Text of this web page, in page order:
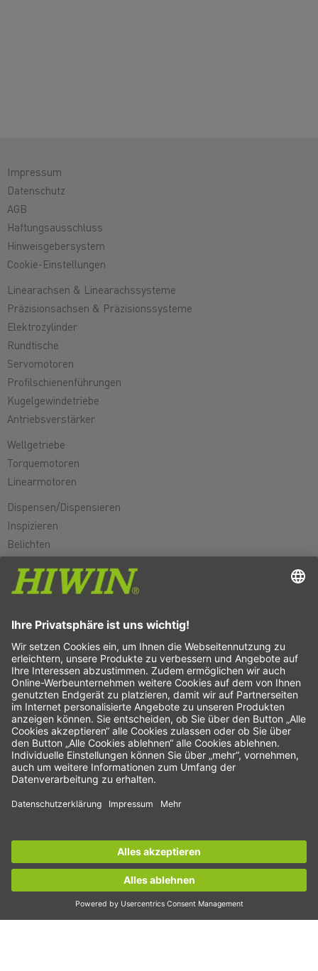
informiert bleiben!
Jetzt anmelden!
Impressum
Datenschutz
AGB
Haftungsausschluss
Hinweisgebersystem
Cookie-Einstellungen
Linearachsen & Linearachssysteme
Präzisionsachsen & Präzisionssysteme
Elektrozylinder
Rundtische
Servomotoren
Profilschienenführungen
Kugelgewindetriebe
Antriebsverstärker
Wellgetriebe
Torquemotoren
Linearmotoren
Dispensen/Dispensieren
Inspizieren
Belichten
Pick&Place
Fräsen/Zerspanen
Auslegungstools
CAD-Konfigurator und -Modelle
Downloads
Education
FAQ
Support
Qualität
Das sind wir